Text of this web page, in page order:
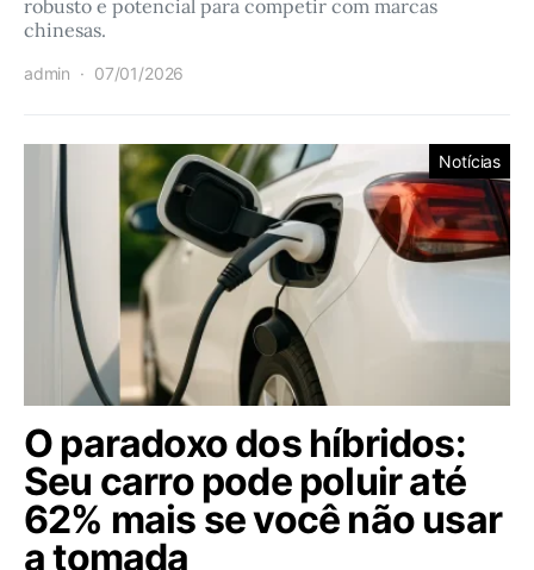
robusto e potencial para competir com marcas
chinesas.
admin 07/01/2026
Notícias
O paradoxo dos híbridos:
Seu carro pode poluir até
62% mais se você não usar
a tomada